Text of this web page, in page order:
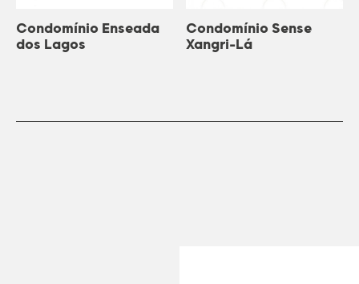
Condomínio Enseada
dos Lagos
Condomínio Sense
Xangri-Lá